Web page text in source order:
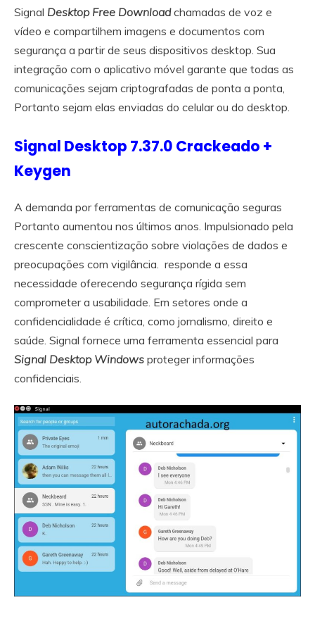
Signal Desktop Free Downloadchamadas de voz e
vídeo e compartilhem imagens e documentos com
segurança a partir de seus dispositivos desktop. Sua
integração com o aplicativo móvel garante que todas as
comunicações sejam criptografadas de ponta a ponta,
Portanto sejam elas enviadas do celular ou do desktop.
Signal Desktop 7.37.0 Crackeado +
Keygen
A demanda por ferramentas de comunicação seguras
Portanto aumentou nos últimos anos. Impulsionado pela
crescente conscientização sobre violações de dados e
preocupações com vigilância. responde a essa
necessidade oferecendo segurança rígida sem
comprometer a usabilidade. Em setores onde a
confidencialidade é crítica, como jornalismo, direito e
saúde. Signal fornece uma ferramenta essencial para
Signal Desktop Windows proteger informações
confidenciais.